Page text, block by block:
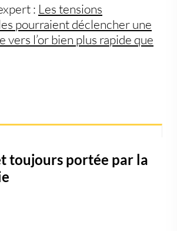
: Les tensions
pourraient déclencher une
vers l’or bien plus rapide que
toujours portée par la